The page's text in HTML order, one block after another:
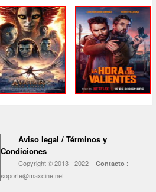
Aviso legal / Términos y
Condiciones
Copyright © 2013 - 2022Contacto :
soporte@maxcine.net